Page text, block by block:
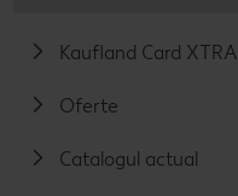
Kaufland Card XTRA
Oferte
Catalogul actual